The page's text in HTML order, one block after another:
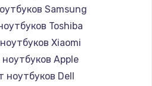
Samsung
Toshiba
Xiaomi
Apple
ноутбуков Dell